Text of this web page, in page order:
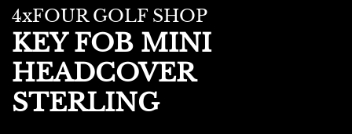
4xFOUR GOLF SHOP
KEY FOB MINI
HEADCOVER
STERLING